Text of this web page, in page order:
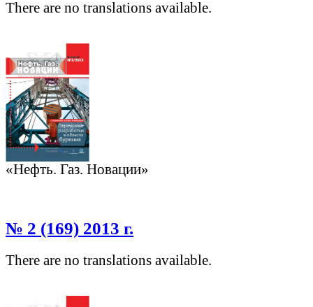
There are no translations available.
«Нефть. Газ. Новации»
№ 2 (169) 2013 г.
There are no translations available.